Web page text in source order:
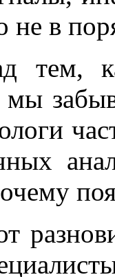
не в
тем,
мы